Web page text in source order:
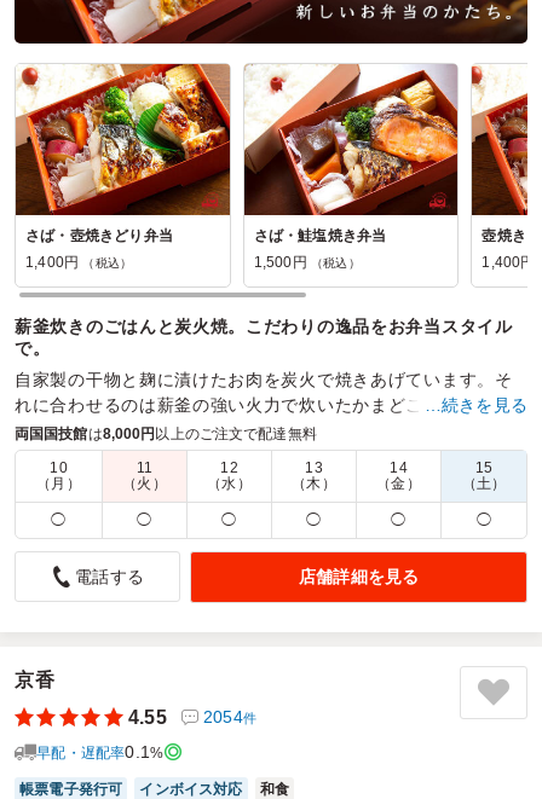
さば・壺焼きどり弁当
1,400円
（税込）
さば・鮭塩焼き弁当
1,500円
（税込）
壺焼き
1,400円
薪釜炊きのごはんと炭火焼。こだわりの逸品をお弁当スタイル
で。
自家製の干物と麹に漬けたお肉を炭火で焼きあげています。そ
れに合わせるのは薪釜の強い火力で炊いたかまどご飯。これま
でになかった味わいを是非一度味わってみてください。
商品数： 締切日時： 1日前18:00 価格帯：
1,080円～2,700円
配達時間：
10:00～16:00
5.0
ご利用シーン：
参加者の年齢：
東京都墨田区横網2023/09/21
ぎん香の口コミをもっと見る
…続きを見る
両国国技館は8,000円以上のご注文で配達無料
10
（月）
11
（火）
12
（水）
13
（木）
14
（金）
15
（土）
◯ ◯ ◯ ◯ ◯ ◯
電話する 店舗詳細を見る
京香
4.55
2054件
早配・遅配率0.1 %
帳票電子発行可 インボイス対応 和食